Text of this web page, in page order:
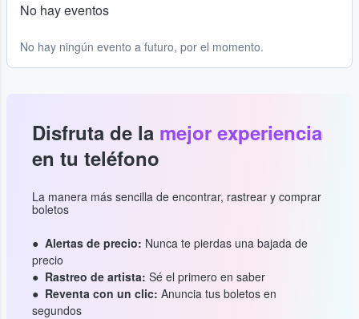
No hay eventos
No hay ningún evento a futuro, por el momento.
Disfruta de la mejor experiencia
en tu teléfono
La manera más sencilla de encontrar, rastrear y comprar
boletos
Alertas de precio: Nunca te pierdas una bajada de
precio
Rastreo de artista: Sé el primero en saber
Reventa con un clic: Anuncia tus boletos en
segundos